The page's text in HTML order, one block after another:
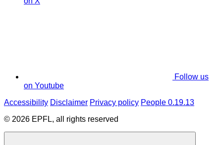
Follow us
on Youtube
Accessibility Disclaimer Privacy policy People 0.19.13
© 2026 EPFL, all rights reserved